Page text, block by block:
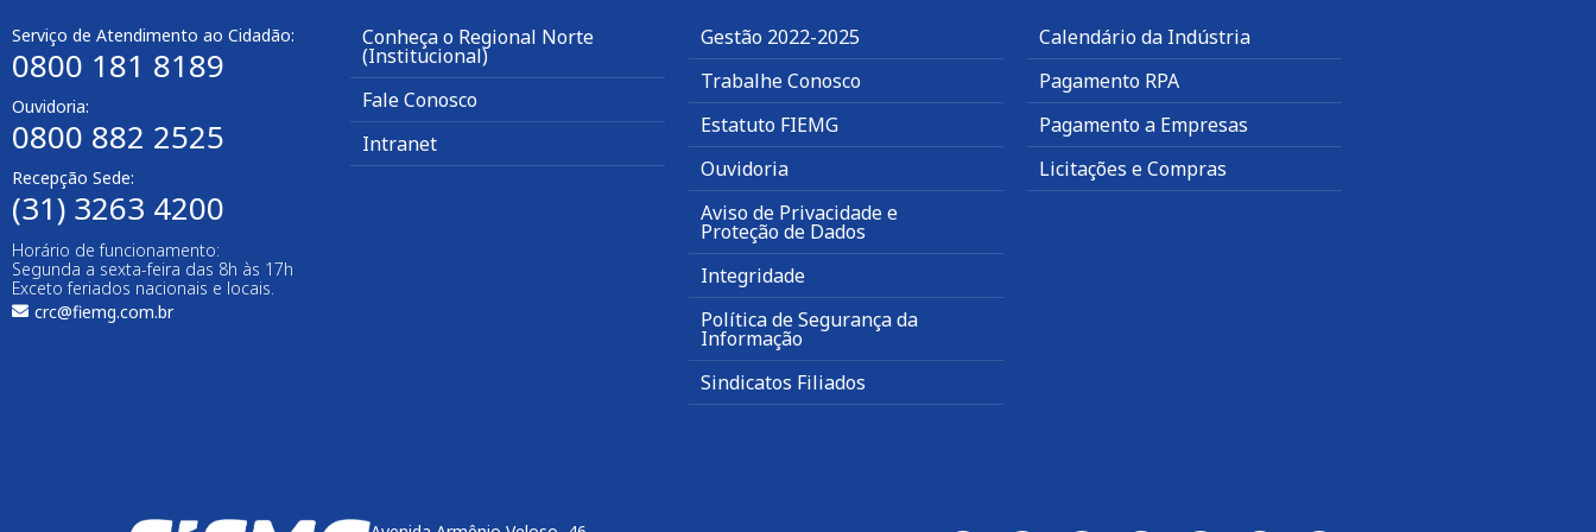
Serviço de Atendimento ao Cidadão:
0800 181 8189
Ouvidoria:
0800 882 2525
Recepção Sede:
(31) 3263 4200
Horário de funcionamento:
Segunda a sexta-feira das 8h às 17h
Exceto feriados nacionais e locais.
crc@fiemg.com.br
Conheça o Regional Norte
(Institucional)
Fale Conosco
Intranet
Gestão 2022-2025
Trabalhe Conosco
Estatuto FIEMG
Ouvidoria
Aviso de Privacidade e
Proteção de Dados
Integridade
Política de Segurança da
Informação
Sindicatos Filiados
Calendário da Indústria
Pagamento RPA
Pagamento a Empresas
Licitações e Compras